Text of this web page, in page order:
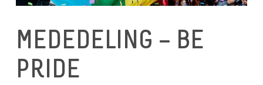
MEDEDELING – BE
PRIDE